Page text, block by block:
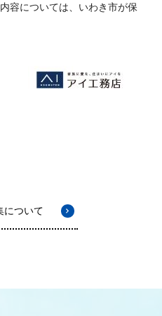
容については、いわき市が保
について